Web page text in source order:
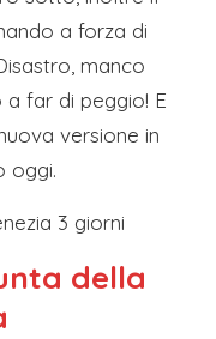
a forza di
manco
a far di peggio! E
versione in
oggi.
della